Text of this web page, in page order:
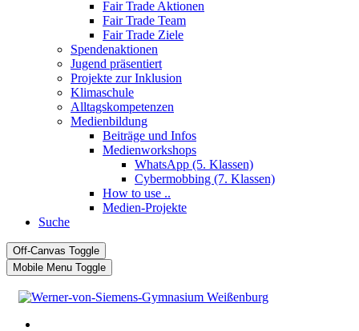
Fair Trade Aktionen
Fair Trade Team
Fair Trade Ziele
Spendenaktionen
Jugend präsentiert
Projekte zur Inklusion
Klimaschule
Alltagskompetenzen
Medienbildung
Beiträge und Infos
Medienworkshops
WhatsApp (5. Klassen)
Cybermobbing (7. Klassen)
How to use ..
Medien-Projekte
Suche
Off-Canvas Toggle
Mobile Menu Toggle